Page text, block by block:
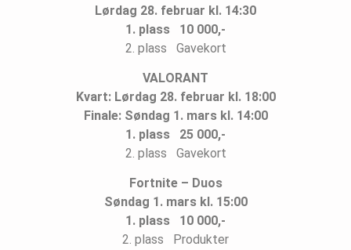
Lørdag 28. februar kl. 14:30
1. plass 10 000,-
2. plass Gavekort
VALORANT
Kvart: Lørdag 28. februar kl. 18:00
Finale: Søndag 1. mars kl. 14:00
1. plass 25 000,-
2. plass Gavekort
Fortnite – Duos
Søndag 1. mars kl. 15:00
1. plass 10 000,-
2. plass Produkter